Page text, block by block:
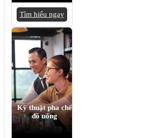
Tìm hiểu ngay
Kỹ thuật pha chế
đồ uống